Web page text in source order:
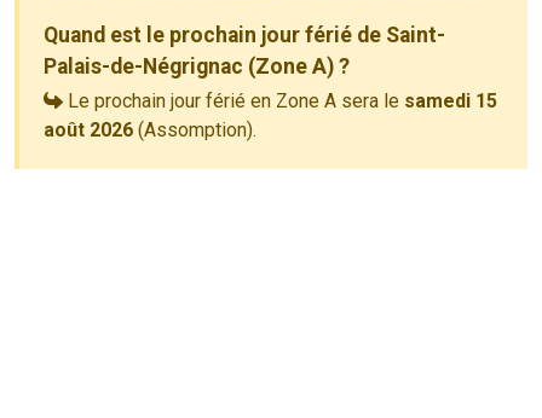
Quand est le prochain jour férié de Saint-
Palais-de-Négrignac (Zone A) ?
Le prochain jour férié en Zone A sera le samedi 15
août 2026 (Assomption).